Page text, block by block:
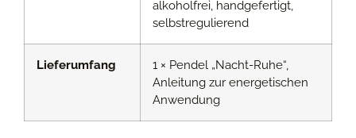
alkoholfrei, handgefertigt,
selbstregulierend
Lieferumfang
1 × Pendel „Nacht-Ruhe“,
Anleitung zur energetischen
Anwendung